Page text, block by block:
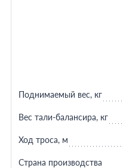
Поднимаемый вес, кг
Вес тали-балансира, кг
Ход троса, м
Страна производства